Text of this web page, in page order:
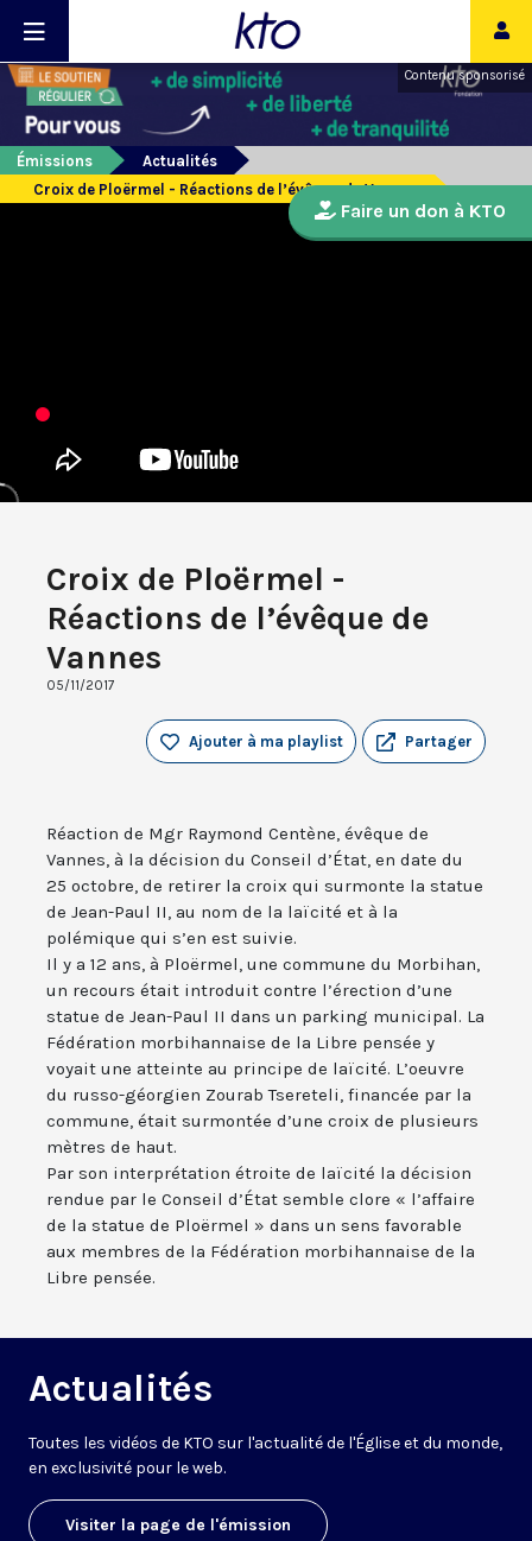
Contenu sponsorisé
Émissions
Actualités
Croix de Ploërmel - Réactions de l’évêque de Vannes
Croix de Ploërmel -
Réactions de l’évêque de
Vannes
05/11/2017
Partager
Ajouter à ma playlist
Réaction de Mgr Raymond Centène, évêque de
Vannes, à la décision du Conseil d’État, en date du
25 octobre, de retirer la croix qui surmonte la statue
de Jean-Paul II, au nom de la laïcité et à la
polémique qui s’en est suivie.
Il y a 12 ans, à Ploërmel, une commune du Morbihan,
un recours était introduit contre l’érection d’une
statue de Jean-Paul II dans un parking municipal. La
Fédération morbihannaise de la Libre pensée y
voyait une atteinte au principe de laïcité. L’oeuvre
du russo-géorgien Zourab Tsereteli, financée par la
commune, était surmontée d’une croix de plusieurs
mètres de haut.
Par son interprétation étroite de laïcité la décision
rendue par le Conseil d’État semble clore « l’affaire
de la statue de Ploërmel » dans un sens favorable
aux membres de la Fédération morbihannaise de la
Libre pensée.
Actualités
Toutes les vidéos de KTO sur l'actualité de l'Église et du monde,
en exclusivité pour le web.
Visiter la page de l'émission
Faire un don à KTO